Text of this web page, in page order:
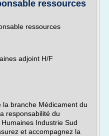
ressources
ressources
adjoint H/F
branche Médicament du
responsabilité du
Industrie Sud
et accompagnez la